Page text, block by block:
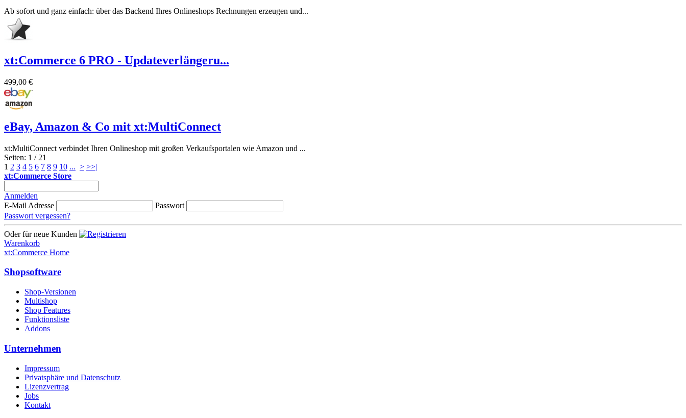
Ab sofort und ganz einfach: über das Backend Ihres Onlineshops Rechnungen erzeugen und...
xt:Commerce 6 PRO - Updateverlängeru...
499,00 €
eBay, Amazon & Co mit xt:MultiConnect
xt:MultiConnect verbindet Ihren Onlineshop mit großen Verkaufsportalen wie Amazon und ...
Seiten: 1 / 21
1 2 3 4 5 6 7 8 9 10 ... > >>|
xt:Commerce Store
Anmelden
E-Mail Adresse
Passwort
Passwort vergessen?
Oder für neue Kunden
Warenkorb
xt:Commerce Home
Shopsoftware
Shop-Versionen
Multishop
Shop Features
Funktionsliste
Addons
Unternehmen
Impressum
Privatsphäre und Datenschutz
Lizenzvertrag
Jobs
Kontakt